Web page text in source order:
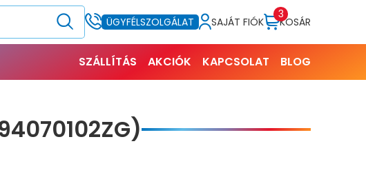
ÜGYFÉLSZOLGÁLAT SAJÁT FIÓK KOSÁR
3
SZÁLLÍTÁS AKCIÓK KAPCSOLAT
BLOG